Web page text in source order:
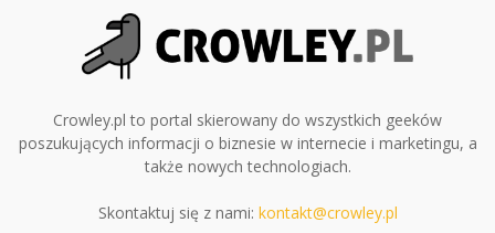
Crowley.pl to portal skierowany do wszystkich geeków
poszukujących informacji o biznesie w internecie i marketingu, a
także nowych technologiach.
Skontaktuj się z nami: kontakt@crowley.pl